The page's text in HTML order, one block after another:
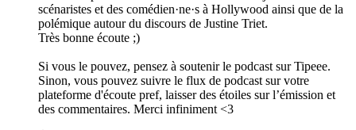
scénaristes et des comédien·ne·s à Hollywood ainsi que de la
polémique autour du discours de Justine Triet.
Très bonne écoute ;)
Si vous le pouvez, pensez à soutenir le podcast sur Tipeee.
Sinon, vous pouvez suivre le flux de podcast sur votre
plateforme d'écoute pref, laisser des étoiles sur l’émission et
des commentaires. Merci infiniment <3